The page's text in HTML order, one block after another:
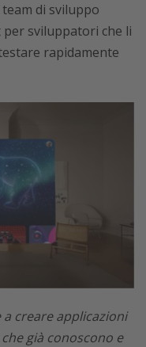
di sviluppo
sviluppatori che li
rapidamente
creare applicazioni
già conoscono e